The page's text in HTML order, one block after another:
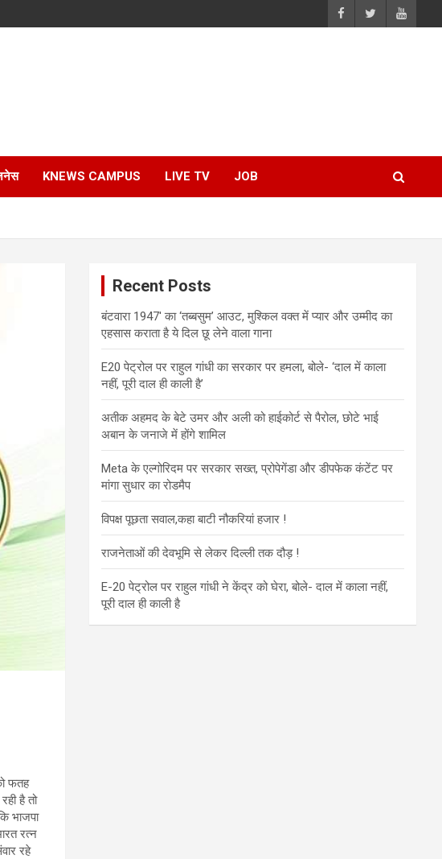
KNEWS CAMPUS LIVE TV JOB
फतह
है तो
भाजपा
रत्न
रहे
Recent Posts
बंटवारा 1947′ का ‘तब्बसुम’ आउट, मुश्किल वक्त में प्यार और उम्मीद का
एहसास कराता है ये दिल छू लेने वाला गाना
E20 पेट्रोल पर राहुल गांधी का सरकार पर हमला, बोले- ‘दाल में काला
नहीं, पूरी दाल ही काली है’
अतीक अहमद के बेटे उमर और अली को हाईकोर्ट से पैरोल, छोटे भाई
अबान के जनाजे में होंगे शामिल
Meta के एल्गोरिदम पर सरकार सख्त, प्रोपेगेंडा और डीपफेक कंटेंट पर
मांगा सुधार का रोडमैप
विपक्ष पूछता सवाल,कहा बाटी नौकरियां हजार !
राजनेताओं की देवभूमि से लेकर दिल्ली तक दौड़ !
E-20 पेट्रोल पर राहुल गांधी ने केंद्र को घेरा, बोले- दाल में काला नहीं,
पूरी दाल ही काली है